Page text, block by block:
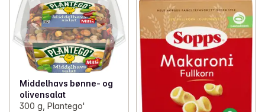
Middelhavs bønne- og
olivensalat
300 g, Plantego'